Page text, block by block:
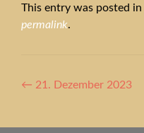
This entry was posted in
permalink.
Artikel-
← 21. Dezember 2023